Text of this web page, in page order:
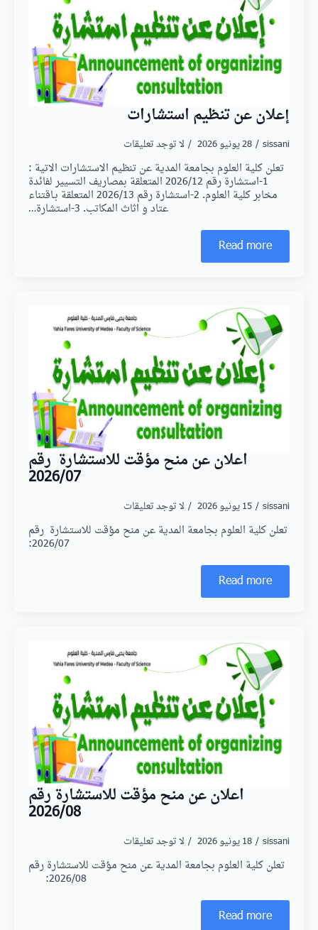
إعلان عن تنظيم استشارات
sissani 28 يونيو 2026 لا توجد تعليقات
تعلن كلية العلوم بجامعة المدية عن تنظيم الاستشارات الاتية :
1-استشارة رقم 2026/12 المتعلقة بمصاريف التسيير لفائدة
مخابر كلية العلوم. 2-استشارة رقم 2026/13 المتعلقة بـاقتناء
عتاد و اثاث المكاتب. 3-استشارة…
Read more
اعلان عن منح مؤقت للاستشارة رقم
2026/07
sissani 15 يونيو 2026 لا توجد تعليقات
تعلن كلية العلوم بجامعة المدية عن منح مؤقت للاستشارة رقم
2026/07:
Read more
اعلان عن منح مؤقت للاستشارة رقم
2026/08
sissani 18 يونيو 2026 لا توجد تعليقات
تعلن كلية العلوم بجامعة المدية عن منح مؤقت للاستشارة رقم
2026/08:
Read more